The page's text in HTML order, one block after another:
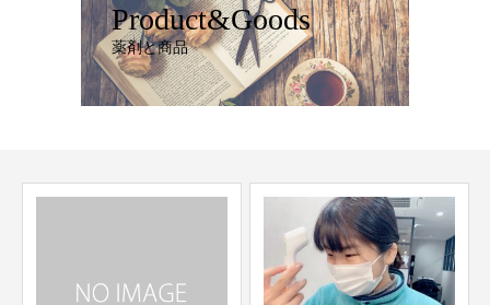
Product&Goods
薬剤と商品